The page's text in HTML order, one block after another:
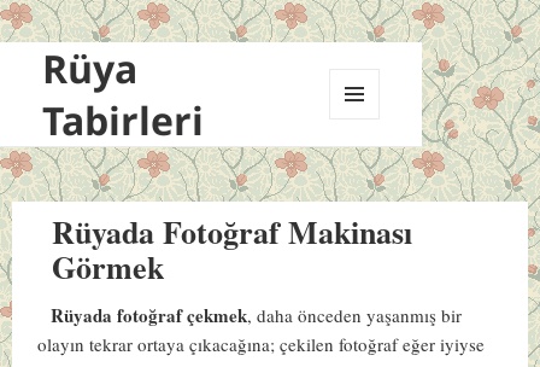
Rüya
Tabirleri
VE
BILEŞENLER
Rüyada Fotoğraf Makinası
Görmek
Rüyada fotoğraf çekmek, daha önceden yaşanmış bir
olayın tekrar ortaya çıkacağına; çekilen fotoğraf eğer iyiyse